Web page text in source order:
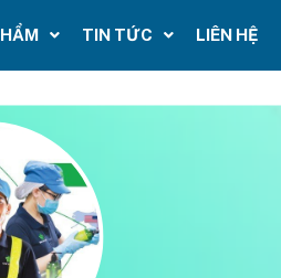
TIN TỨC LIÊN HỆ